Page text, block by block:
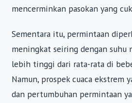
mencerminkan pasokan yang
Sementara itu, permintaan
meningkat seiring dengan suhu
lebih tinggi dari rata-rata di
Namun, prospek cuaca ekstrem
dan pertumbuhan permintaan